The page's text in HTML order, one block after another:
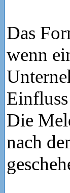
Das
wenn
Die
nach